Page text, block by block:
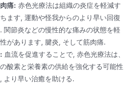
痛: 赤色光療法は組織の炎症を軽減す
ます, 運動や怪我からのより早い回復
関節炎などの慢性的な痛みの状態を軽
があります, 腱炎, そして筋肉痛.
血流を促進することで, 赤色光療法は、
酸素と栄養素の供給を強化する可能性
より早い治癒を助ける.